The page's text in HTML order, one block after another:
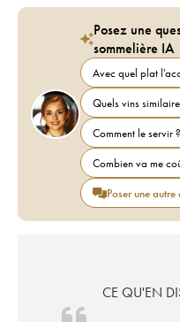
Posez une
sommelière IA
Avec quel plat
Quels vins
Comment le servir ?
Combien va me
Poser une autre
CE QU'EN